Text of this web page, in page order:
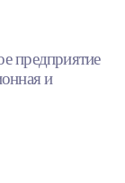
предприятие
и